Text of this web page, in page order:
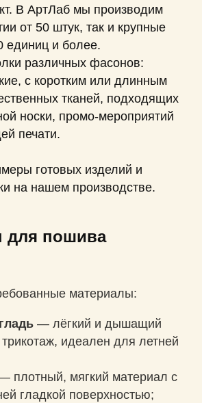
В АртЛаб мы производим
от 50 штук, так и крупные
единиц и более.
различных фасонов:
с коротким или длинным
тканей, подходящих
носки, промо-мероприятий
печати.
готовых изделий и
на нашем производстве.
для пошива
материалы:
— лёгкий и дышащий
идеален для летней
плотный, мягкий материал с
гладкой поверхностью;